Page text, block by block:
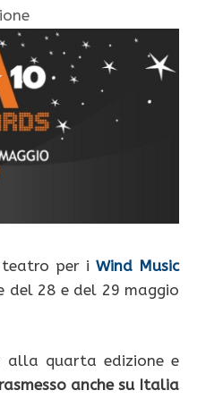
teatro per iWind Music
del 28 e del 29 maggio
alla quarta edizione e
anche su Italia